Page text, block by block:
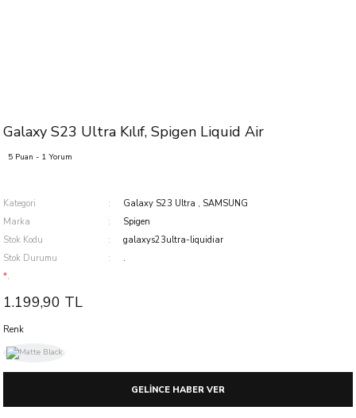
Galaxy S23 Ultra Kılıf, Spigen Liquid Air
5 Puan - 1 Yorum
Kategori Galaxy S23 Ultra , SAMSUNG
Marka
Spigen
Stok Kodu
galaxys23ultra-liquidiar
Stok Durumu
.
*.
1.199,90 TL
Renk
GELİNCE HABER VER